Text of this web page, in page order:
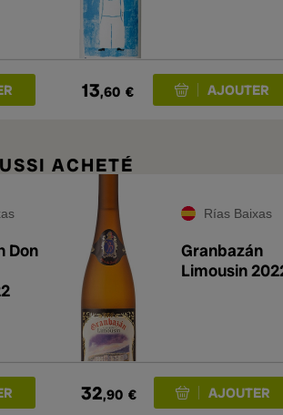
13,60 €
ACHETÉ
Don
Rías Baixas
Granbazán
Limousin
32,90 €